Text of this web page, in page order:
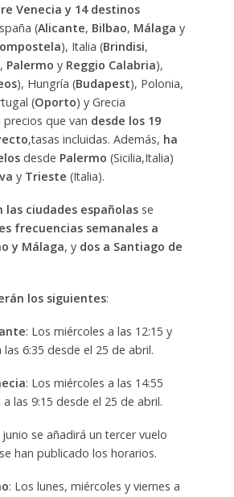
Venecia y 14 destinos
(Alicante, Bilbao, Málaga y
), Italia (Brindisi,
, Palermo y Reggio Calabria),
), Hungría (Budapest), Polonia,
(Oporto) y Grecia
precios que van desde los 19
,tasas incluidas. Además, ha
desde Palermo (Sicilia,Italia)
y Trieste (Italia).
las ciudades españolasse
frecuencias semanales a
y Málaga, y dos a Santiago de
los siguientes:
: Los miércoles a las 12:15 y
6:35 desde el 25 de abril.
: Los miércoles a las 14:55
las 9:15 desde el 25 de abril.
se añadirá un tercer vuelo
han publicado los horarios.
: Los lunes, miércoles y viernes a